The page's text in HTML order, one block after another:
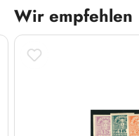
Wir empfehlen
Produktgalerie überspringen